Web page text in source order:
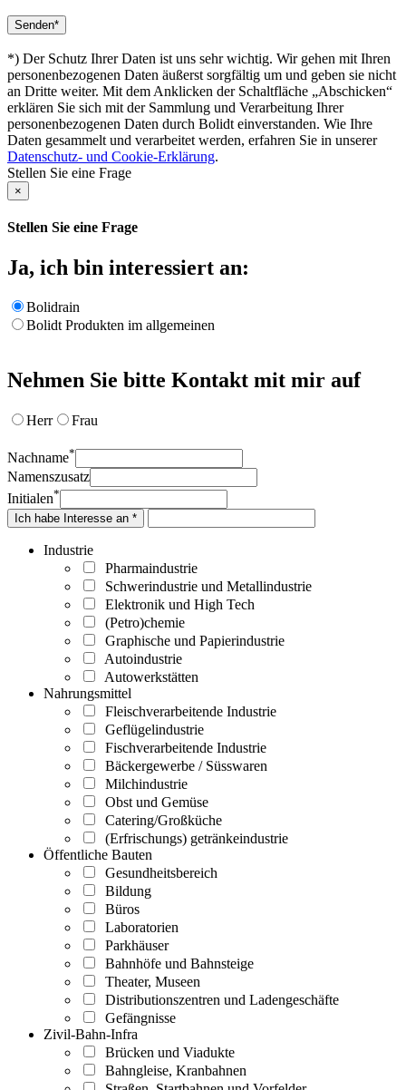
*) Der Schutz Ihrer Daten ist uns sehr wichtig. Wir gehen mit Ihren
personenbezogenen Daten äußerst sorgfältig um und geben sie nicht
an Dritte weiter. Mit dem Anklicken der Schaltfläche „Abschicken“
erklären Sie sich mit der Sammlung und Verarbeitung Ihrer
personenbezogenen Daten durch Bolidt einverstanden. Wie Ihre
Daten gesammelt und verarbeitet werden, erfahren Sie in unserer
Datenschutz- und Cookie-Erklärung.
Stellen Sie eine Frage
×
Stellen Sie eine Frage
Ja, ich bin interessiert an:
Bolidrain
Bolidt Produkten im allgemeinen
Nehmen Sie bitte Kontakt mit mir auf
Herr Frau
Nachname*
Namenszusatz
Initialen*
Ich habe Interesse an *
Industrie
Pharmaindustrie
Schwerindustrie und Metallindustrie
Elektronik und High Tech
(Petro)chemie
Graphische und Papierindustrie
Autoindustrie
Autowerkstätten
Nahrungsmittel
Fleischverarbeitende Industrie
Geflügelindustrie
Fischverarbeitende Industrie
Bäckergewerbe / Süsswaren
Milchindustrie
Obst und Gemüse
Catering/Großküche
(Erfrischungs) getränkeindustrie
Öffentliche Bauten
Gesundheitsbereich
Bildung
Büros
Laboratorien
Parkhäuser
Bahnhöfe und Bahnsteige
Theater, Museen
Distributionszentren und Ladengeschäfte
Gefängnisse
Zivil-Bahn-Infra
Brücken und Viadukte
Bahngleise, Kranbahnen